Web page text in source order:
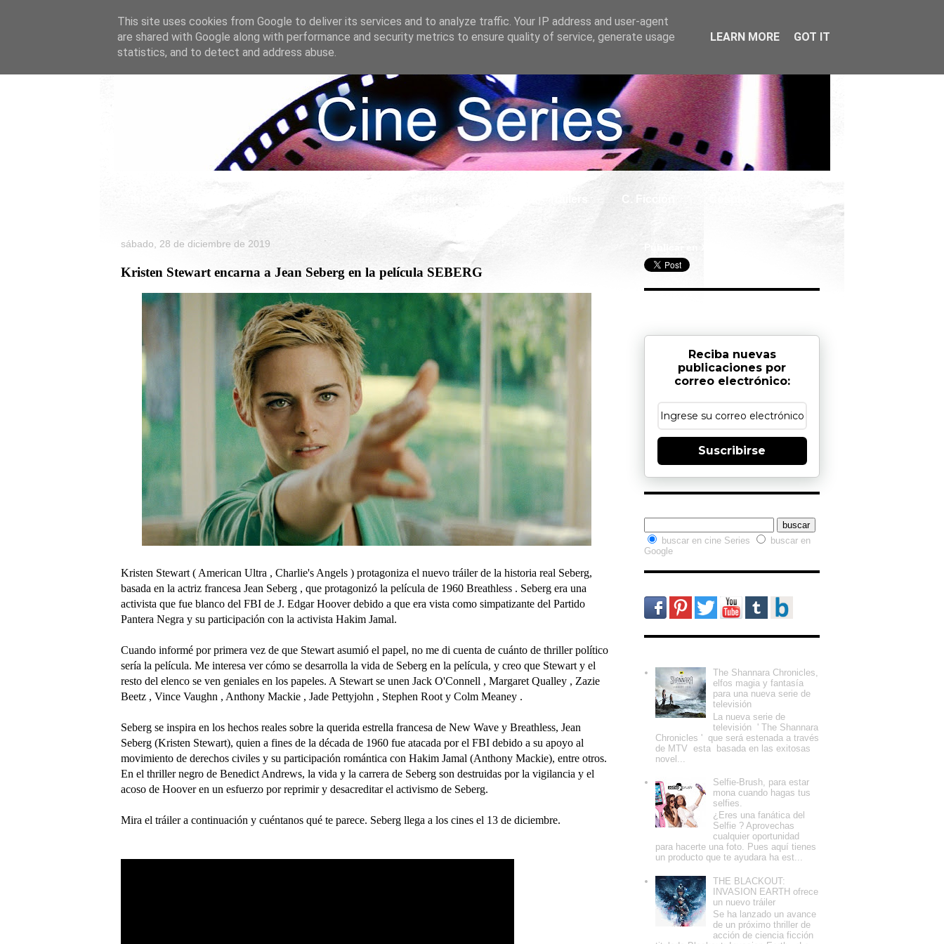
C. Ficción
sábado, 28 de diciembre de 2019
Kristen Stewart encarna a Jean Seberg en la película SEBERG
Kristen Stewart ( American Ultra , Charlie's Angels ) protagoniza el nuevo tráiler de la historia real Seberg,
basada en la actriz francesa Jean Seberg , que protagonizó la película de 1960 Breathless . Seberg era una
activista que fue blanco del FBI de J. Edgar Hoover debido a que era vista como simpatizante del Partido
Pantera Negra y su participación con la activista Hakim Jamal.
Cuando informé por primera vez de que Stewart asumió el papel, no me di cuenta de cuánto de thriller político
sería la película. Me interesa ver cómo se desarrolla la vida de Seberg en la película, y creo que Stewart y el
resto del elenco se ven geniales en los papeles. A Stewart se unen Jack O'Connell , Margaret Qualley , Zazie
Beetz , Vince Vaughn , Anthony Mackie , Jade Pettyjohn , Stephen Root y Colm Meaney .
Seberg se inspira en los hechos reales sobre la querida estrella francesa de New Wave y Breathless, Jean
Seberg (Kristen Stewart), quien a fines de la década de 1960 fue atacada por el FBI debido a su apoyo al
movimiento de derechos civiles y su participación romántica con Hakim Jamal (Anthony Mackie), entre otros.
En el thriller negro de Benedict Andrews, la vida y la carrera de Seberg son destruidas por la vigilancia y el
acoso de Hoover en un esfuerzo por reprimir y desacreditar el activismo de Seberg.
Mira el tráiler a continuación y cuéntanos qué te parece. Seberg llega a los cines el 13 de diciembre.
Reciba nuevas
publicaciones por
correo electrónico:
Suscribirse
buscar en cine Series
buscar en
Google
The Shannara Chronicles,
elfos magia y fantasía
para una nueva serie de
televisión
La nueva serie de
televisión ' The Shannara
Chronicles ' que será estenada a través
de MTV esta basada en las exitosas
novel...
Selfie-Brush, para estar
mona cuando hagas tus
selfies.
¿Eres una fanática del
Selfie ? Aprovechas
cualquier oportunidad
para hacerte una foto. Pues aquí tienes
un producto que te ayudara ha est...
THE BLACKOUT:
INVASION EARTH ofrece
un nuevo tráiler
Se ha lanzado un avance
de un próximo thriller de
acción de ciencia ficción
This site uses cookies from Google to deliver its services and to analyze traffic. Your IP address and user-agent
are shared with Google along with performance and security metrics to ensure quality of service, generate usage
statistics, and to detect and address abuse.
LEARN MORE GOT IT